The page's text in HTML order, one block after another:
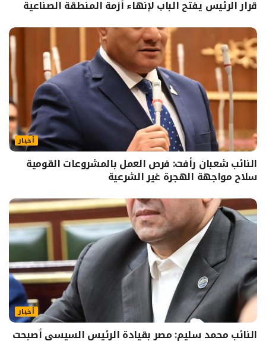
قرار الرئيس يفتح الباب لإنهاء أزمة المنطقة الصناعية
أخبار
النائب شعبان رأفت: فرص العمل بالمشروعات القومية
سلاح مواجهة الهجرة غير الشرعية
أخبار
النائب محمد سليم: مصر بقيادة الرئيس السيسي أصبحت